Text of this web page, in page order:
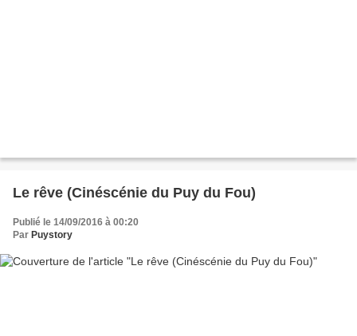
Le rêve (Cinéscénie du Puy du Fou)
Publié le 14/09/2016 à 00:20
Par Puystory